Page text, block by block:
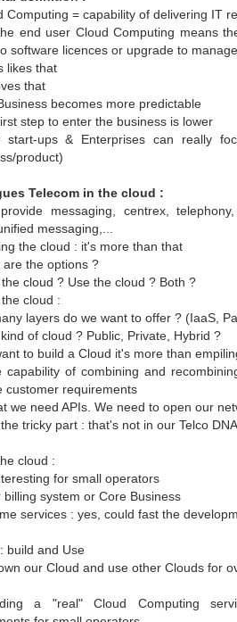
Computing = capability of delivering IT
end user Cloud Computing means
software licences or upgrade to
likes that
that
becomes more predictable
step to enter the business is lower
start-ups & Enterprises can really
product)
Telecom in the cloud :
messaging, centrex,
messaging,...
the cloud : it's more than that
are the options ?
cloud ? Use the cloud ? Both ?
cloud :
layers do we want to offer ? (IaaS,
of cloud ? Public, Private, Hybrid ?
to build a Cloud it's more than
capability of combining and
customer requirements
we need APIs. We need to open our
tricky part : that's not in our Telco
cloud :
for small operators
billing system or Core Business
services : yes, could fast the
build and Use
our Cloud and use other Clouds for
a "real" Cloud Computing